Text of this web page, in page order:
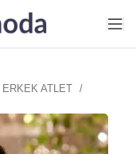
ERKEK ATLET